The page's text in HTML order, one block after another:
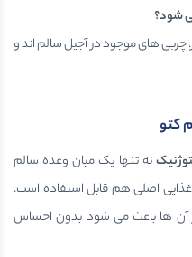
شود؟
چربی های موجود در آجیل سالم اند و
کتو
نه تنها یک میان وعده سالم
اصلی هم قابل استفاده است.
آن ها باعث می شود بدون احساس